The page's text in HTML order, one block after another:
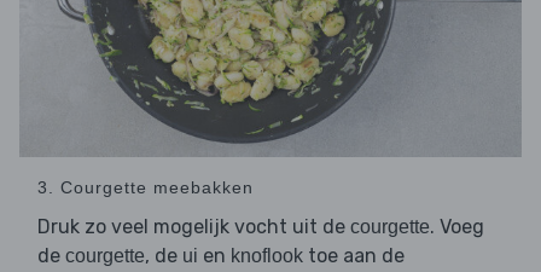
3. Courgette meebakken
Druk zo veel mogelijk vocht uit de courgette. Voeg
de courgette, de ui en knoflook toe aan de